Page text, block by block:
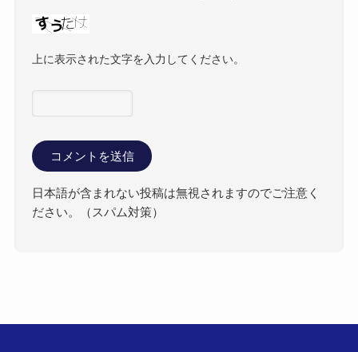
上に表示された文字を入力してください。
日本語が含まれない投稿は無視されますのでご注意く
ださい。（スパム対策）